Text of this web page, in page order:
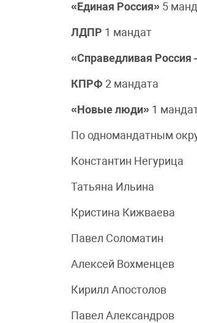
«Единая Россия» 5
ЛДПР 1 мандат
«Справедливая
КПРФ 2 мандата
«Новые люди» 1
По одномандатным
Константин Негурица
Татьяна Ильина
Кристина Кижваева
Павел Соломатин
Алексей Вохменцев
Кирилл Апостолов
Павел Александров